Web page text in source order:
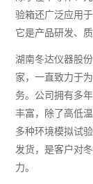
验箱还广泛应用
它是产品研发、
湖南冬达仪器股
家，一直致力于
务。公司拥有多
丰富，除了高低
多种环境模拟试
发货，是客户对
力。